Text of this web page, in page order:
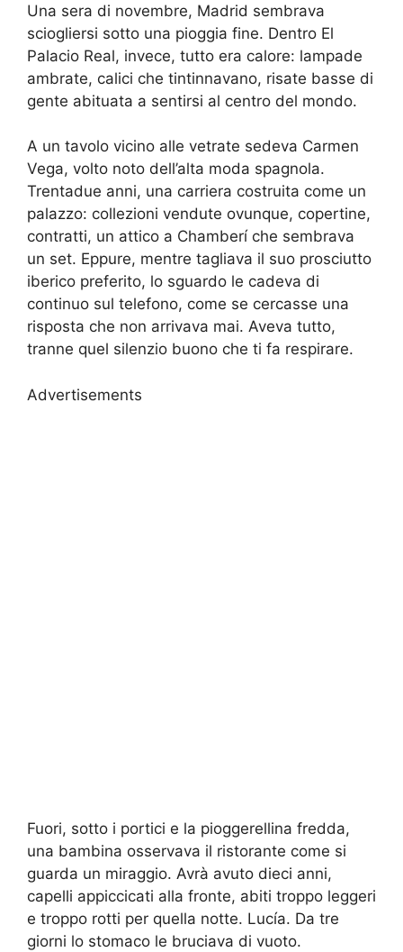
Una sera di novembre, Madrid sembrava
sciogliersi sotto una pioggia fine. Dentro El
Palacio Real, invece, tutto era calore: lampade
ambrate, calici che tintinnavano, risate basse di
gente abituata a sentirsi al centro del mondo.
A un tavolo vicino alle vetrate sedeva Carmen
Vega, volto noto dell’alta moda spagnola.
Trentadue anni, una carriera costruita come un
palazzo: collezioni vendute ovunque, copertine,
contratti, un attico a Chamberí che sembrava
un set. Eppure, mentre tagliava il suo prosciutto
iberico preferito, lo sguardo le cadeva di
continuo sul telefono, come se cercasse una
risposta che non arrivava mai. Aveva tutto,
tranne quel silenzio buono che ti fa respirare.
Advertisements
Fuori, sotto i portici e la pioggerellina fredda,
una bambina osservava il ristorante come si
guarda un miraggio. Avrà avuto dieci anni,
capelli appiccicati alla fronte, abiti troppo leggeri
e troppo rotti per quella notte. Lucía. Da tre
giorni lo stomaco le bruciava di vuoto.